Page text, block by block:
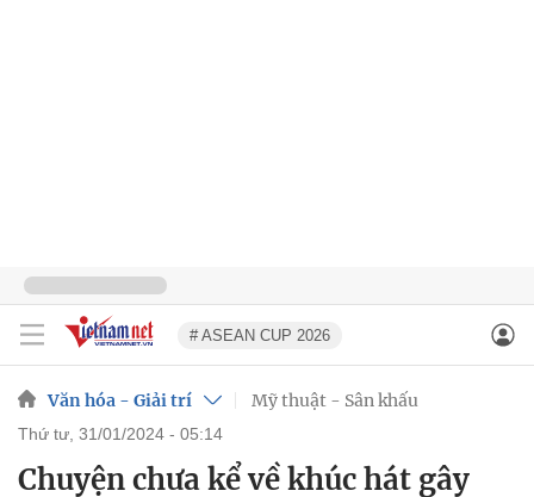
# ASEAN CUP 2026
Văn hóa - Giải trí Mỹ thuật - Sân khấu
thứ tư, 31/01/2024 - 05:14
Chuyện chưa kể về khúc hát gây